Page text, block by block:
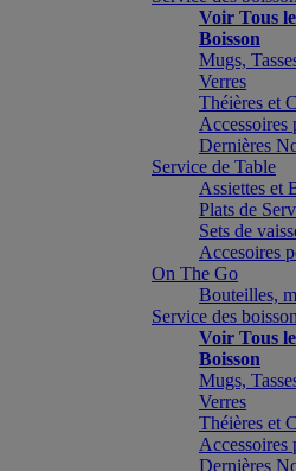
Voir Tous
Boisson
Mugs,
Verres
Théières et
Accessoires
Dernières
Service de Table
Assiettes et
Plats de
Sets de
Accesoires
On The Go
Bouteilles,
Service des
Voir Tous
Boisson
Mugs,
Verres
Théières et
Accessoires
Dernières